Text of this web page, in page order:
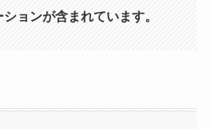
ョンが含まれています。